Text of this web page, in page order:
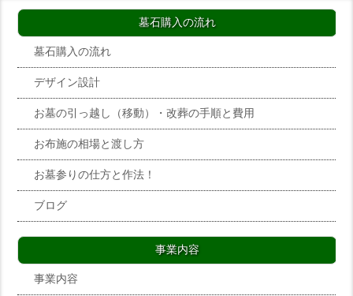
墓石購入の流れ
墓石購入の流れ
デザイン設計
お墓の引っ越し（移動）・改葬の手順と費用
お布施の相場と渡し方
お墓参りの仕方と作法！
ブログ
事業内容
事業内容